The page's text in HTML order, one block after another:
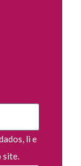
li e
site.